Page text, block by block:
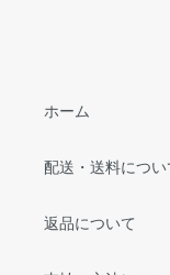
ホーム
配送・送料につい
返品について